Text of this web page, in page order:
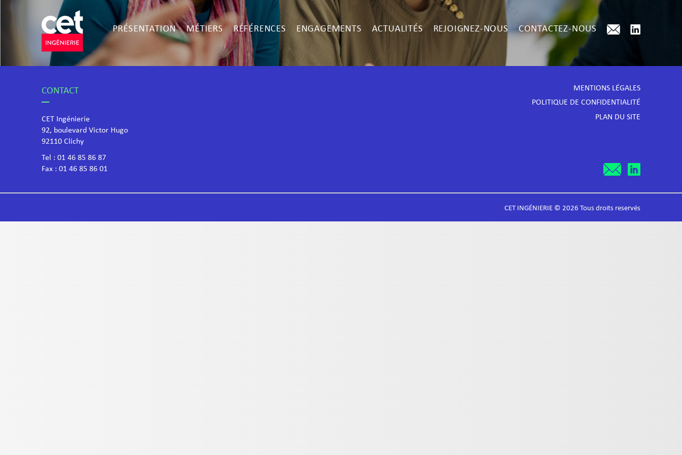
PRÉSENTATION MÉTIERS RÉFÉRENCES ENGAGEMENTS ACTUALITÉS REJOIGNEZ-NOUS CONTACTEZ-NOUS
CONTACT
CET Ingénierie
92, boulevard Victor Hugo
​92110 Clichy
Tel : 01 46 85 86 87
Fax : 01 46 85 86 01
MENTIONS LÉGALES
POLITIQUE DE CONFIDENTIALITÉ
PLAN DU SITE
CET INGÉNIERIE © 2026 Tous droits reservés